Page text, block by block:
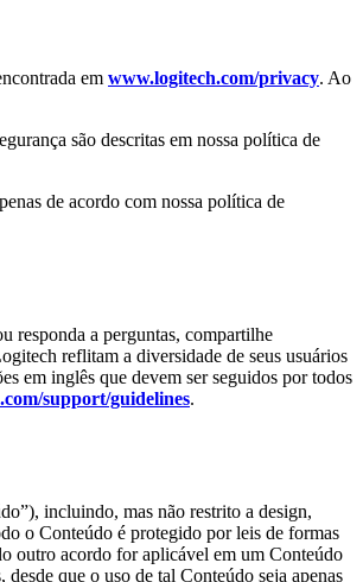
em www.logitech.com/privacy. Ao
são descritas em nossa política de
de acordo com nossa política de
responda a perguntas, compartilhe
reflitam a diversidade de seus usuários
em inglês que devem ser seguidos por todos
support/guidelines.
incluindo, mas não restrito a design,
o Conteúdo é protegido por leis de formas
outro acordo for aplicável em um Conteúdo
que o uso de tal Conteúdo seja apenas